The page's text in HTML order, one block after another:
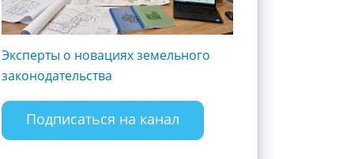
Эксперты о новациях земельного
законодательства
Подписаться на канал